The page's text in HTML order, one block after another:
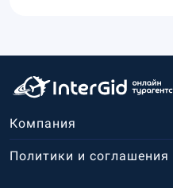
Компания
Политики и соглашения